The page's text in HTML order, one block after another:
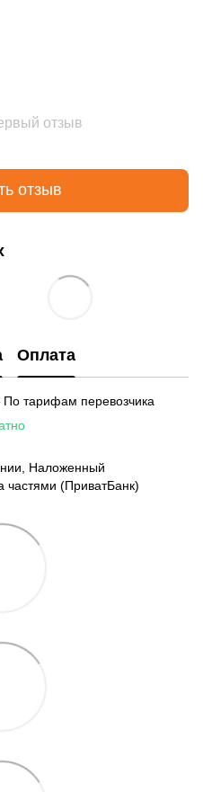
отзыв
отзыв
Оплата
тарифам перевозчика
Наложенный
частями (ПриватБанк)